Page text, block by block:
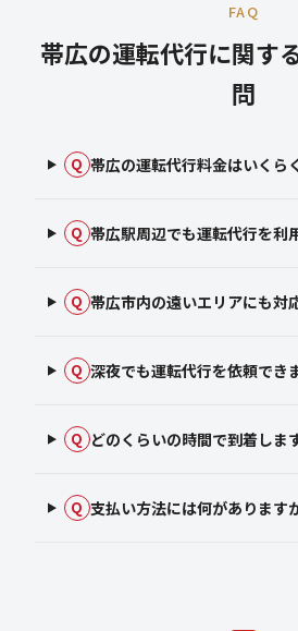
FAQ
帯広の運転代行に関す
問
Q 帯広の運転代行料金はいくら
Q 帯広駅周辺でも運転代行を利
Q 帯広市内の遠いエリアにも対
Q 深夜でも運転代行を依頼でき
Q どのくらいの時間で到着しま
Q 支払い方法には何があります